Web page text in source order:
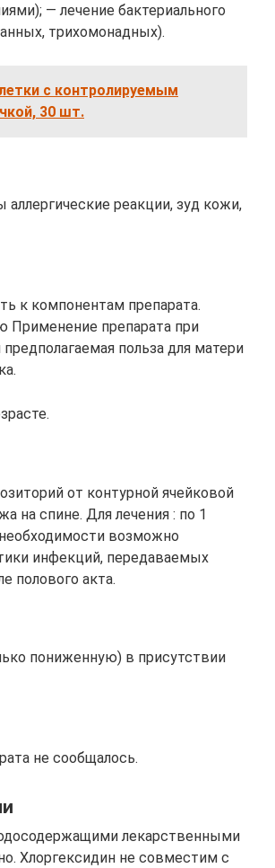
— лечение бактериального
трихомонадных).
с контролируемым
30 шт.
реакции, зуд кожи,
к компонентам препарата.
Применение препарата при
польза для матери
от контурной ячейковой
на спине. Для лечения : по 1
возможно
инфекций, передаваемых
полового акта.
пониженную) в присутствии
не сообщалось.
лекарственными
Хлоргексидин не совместим с